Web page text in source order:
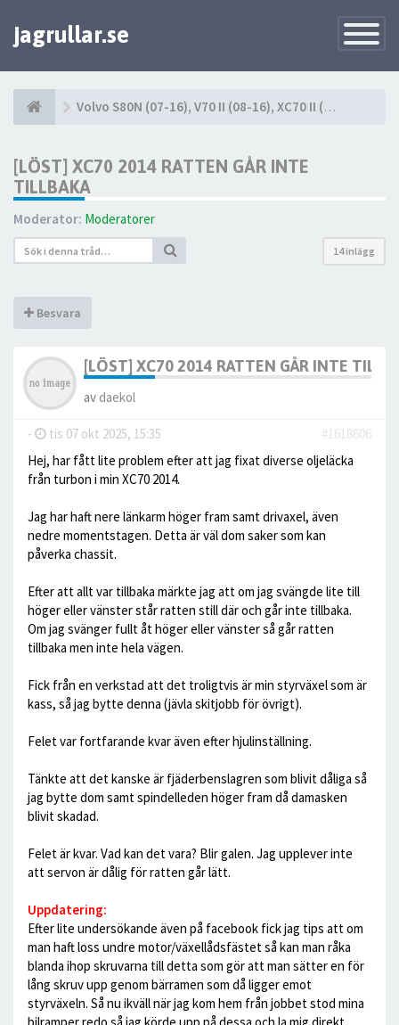
Toggle
jagrullar.se
Volvo S80N (07-16), V70 II (08-16), XC70 II (08-16)
[LÖST] XC70 2014 RATTEN GÅR INTE
TILLBAKA
Moderator: Moderatorer
14 inlägg
Besvara
[LÖST] XC70 2014 RATTEN GÅR INTE
av daekol
- tis 07 okt 2025, 15:35
#1618606
Hej, har fått lite problem efter att jag fixat diverse oljeläcka
från turbon i min XC70 2014.
Jag har haft nere länkarm höger fram samt drivaxel, även
nedre momentstagen. Detta är väl dom saker som kan
påverka chassit.
Efter att allt var tillbaka märkte jag att om jag svängde lite till
höger eller vänster står ratten still där och går inte tillbaka.
Om jag svänger fullt åt höger eller vänster så går ratten
tillbaka men inte hela vägen.
Fick från en verkstad att det troligtvis är min styrväxel som är
kass, så jag bytte denna (jävla skitjobb för övrigt).
Felet var fortfarande kvar även efter hjulinställning.
Tänkte att det kanske är fjäderbenslagren som blivit dåliga så
jag bytte dom samt spindelleden höger fram då damasken
blivit skadad.
Felet är kvar. Vad kan det vara? Blir galen. Jag upplever inte
att servon är dålig för ratten går lätt.
Uppdatering:
Efter lite undersökande även på facebook fick jag tips att om
man haft loss undre motor/växellådsfästet så kan man råka
blanda ihop skruvarna till detta som gör att man sätter en för
lång skruv upp genom bärramen som då ligger emot
styrväxeln. Så nu ikväll när jag kom hem från jobbet stod mina